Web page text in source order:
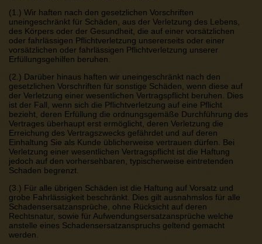
(1.) Wir haften nach den gesetzlichen Vorschriften
uneingeschränkt für Schäden, aus der Verletzung des Lebens,
des Körpers oder der Gesundheit, die auf einer vorsätzlichen
oder fahrlässigen Pflichtverletzung unsererseits oder einer
vorsätzlichen oder fahrlässigen Pflichtverletzung unserer
Erfüllungsgehilfen beruhen.
(2.) Darüber hinaus haften wir uneingeschränkt nach den
gesetzlichen Vorschriften für sonstige Schäden, wenn diese auf
der Verletzung einer wesentlichen Vertragspflicht beruhen. Dies
ist der Fall, wenn sich die Pflichtverletzung auf eine Pflicht
bezieht, deren Erfüllung die ordnungsgemäße Durchführung des
Vertrages überhaupt erst ermöglicht, deren Verletzung die
Erreichung des Vertragszwecks gefährdet und auf deren
Einhaltung Sie als Kunde üblicherweise vertrauen dürfen. Bei
Verletzung einer wesentlichen Vertragspflicht ist die Haftung
jedoch auf den vorhersehbaren, typischerweise eintretenden
Schaden begrenzt.
(3.) Für alle übrigen Schäden ist die Haftung auf Vorsatz und
grobe Fahrlässigkeit beschränkt. Dies gilt ausnahmslos für alle
Schadensersatzansprüche, ohne Rücksicht auf deren
Rechtsnatur, sowie für Aufwendungsersatzansprüche welche
anstelle eines Schadensersatzanspruchs geltend gemacht
werden.